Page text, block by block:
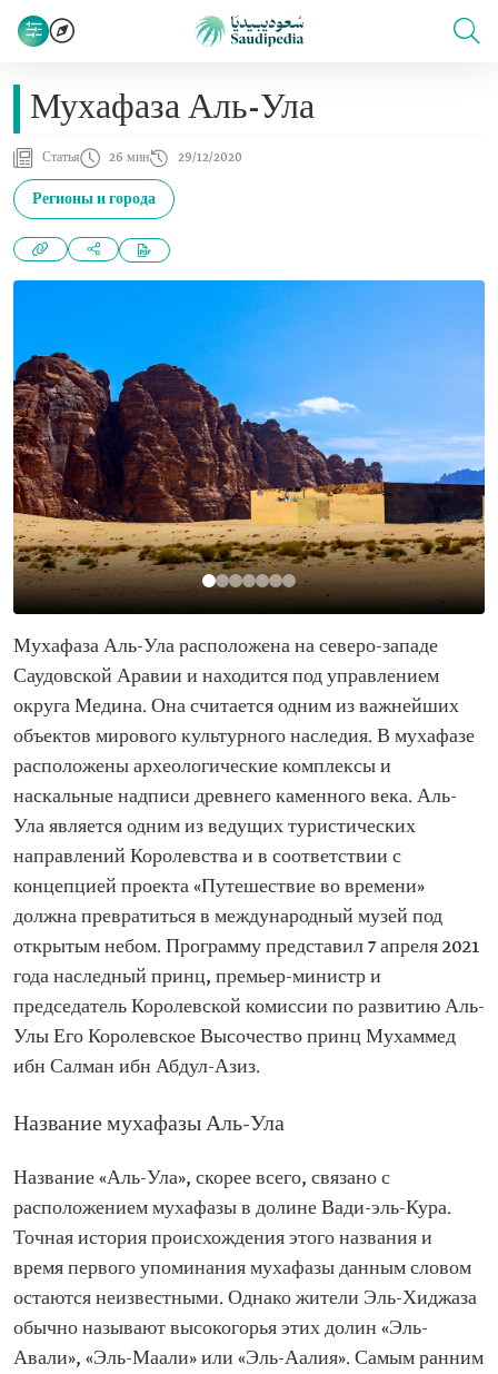
Мухафаза Аль-Ула
Статья 26 мин 29/12/2020
Регионы и города
Мухафаза Аль-Ула расположена на северо-западе
Саудовской Аравии и находится под управлением
округа Медина. Она считается одним из важнейших
объектов мирового культурного наследия. В мухафазе
расположены археологические комплексы и
наскальные надписи древнего каменного века. Аль-
Ула является одним из ведущих туристических
направлений Королевства и в соответствии с
концепцией проекта «Путешествие во времени»
должна превратиться в международный музей под
открытым небом. Программу представил 7 апреля 2021
года наследный принц, премьер-министр и
председатель Королевской комиссии по развитию Аль-
Улы Его Королевское Высочество принц Мухаммед
ибн Салман ибн Абдул-Азиз.
Название мухафазы Аль-Ула
Название «Аль-Ула», скорее всего, связано с
расположением мухафазы в долине Вади-эль-Кура.
Точная история происхождения этого названия и
время первого упоминания мухафазы данным словом
остаются неизвестными. Однако жители Эль-Хиджаза
обычно называют высокогорья этих долин «Эль-
Авали», «Эль-Маали» или «Эль-Аалия». Самым ранним